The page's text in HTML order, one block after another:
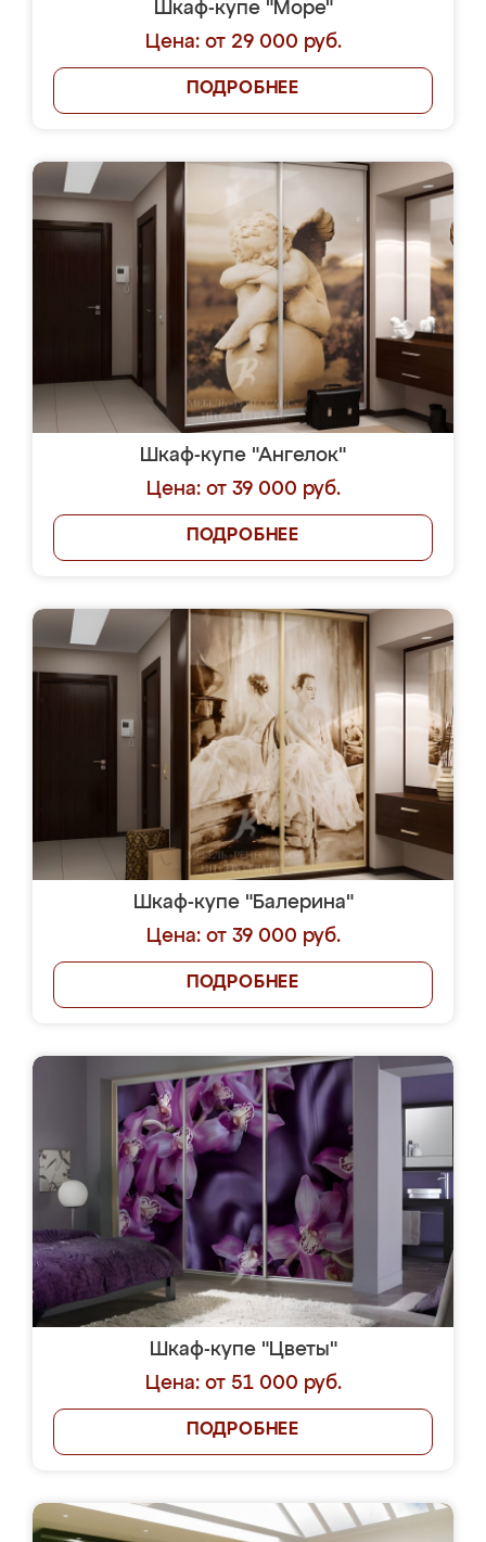
Шкаф-купе "Море"
Цена: от 29 000 руб.
ПОДРОБНЕЕ
Шкаф-купе "Ангелок"
Цена: от 39 000 руб.
ПОДРОБНЕЕ
Шкаф-купе "Балерина"
Цена: от 39 000 руб.
ПОДРОБНЕЕ
Шкаф-купе "Цветы"
Цена: от 51 000 руб.
ПОДРОБНЕЕ